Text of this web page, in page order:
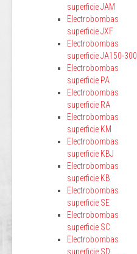
superficie JAM
Electrobombas
superficie JXF
Electrobombas
superficie JA150-300
Electrobombas
superficie PA
Electrobombas
superficie RA
Electrobombas
superficie KM
Electrobombas
superficie KBJ
Electrobombas
superficie KB
Electrobombas
superficie SE
Electrobombas
superficie SC
Electrobombas
superficie SD